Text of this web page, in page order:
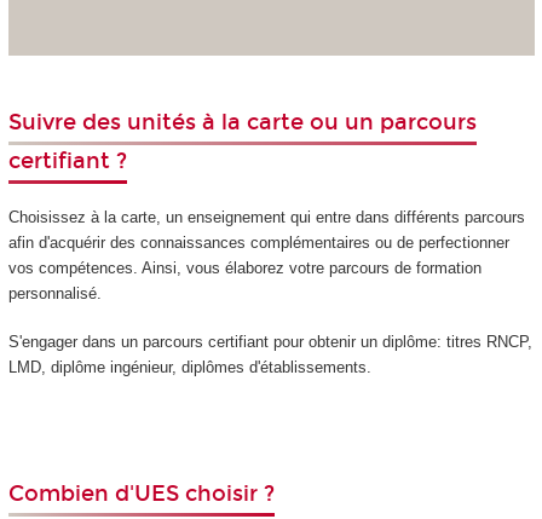
Suivre des unités à la carte ou un parcours
certifiant ?
Choisissez à la carte, un enseignement qui entre dans différents parcours
afin d'acquérir des connaissances complémentaires ou de perfectionner
vos compétences. Ainsi, vous élaborez votre parcours de formation
personnalisé.
S'engager dans un parcours certifiant pour obtenir un diplôme: titres RNCP,
LMD, diplôme ingénieur, diplômes d'établissements.
Combien d'UES choisir ?